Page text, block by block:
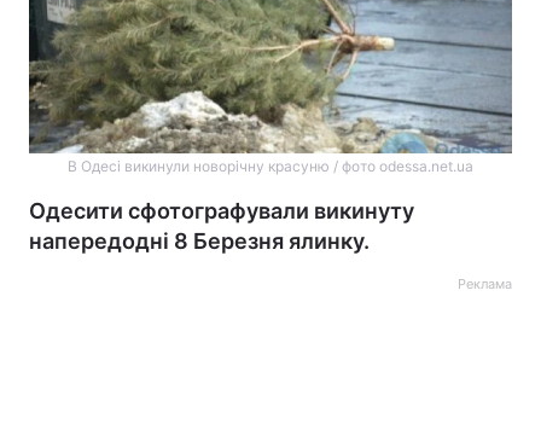
В Одесі викинули новорічну красуню / фото odessa.net.ua
Одесити сфотографували викинуту
напередодні 8 Березня ялинку.
Реклама